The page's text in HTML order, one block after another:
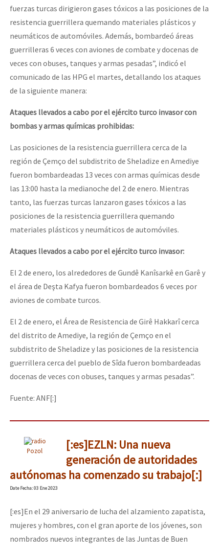
fuerzas turcas dirigieron gases tóxicos a las posiciones de la
resistencia guerrillera quemando materiales plásticos y
neumáticos de automóviles. Además, bombardeó áreas
guerrilleras 6 veces con aviones de combate y docenas de
veces con obuses, tanques y armas pesadas”, indicó el
comunicado de las HPG el martes, detallando los ataques
de la siguiente manera:
Ataques llevados a cabo por el ejército turco invasor con
bombas y armas químicas prohibidas:
Las posiciones de la resistencia guerrillera cerca de la
región de Çemço del subdistrito de Sheladize en Amediye
fueron bombardeadas 13 veces con armas químicas desde
las 13:00 hasta la medianoche del 2 de enero. Mientras
tanto, las fuerzas turcas lanzaron gases tóxicos a las
posiciones de la resistencia guerrillera quemando
materiales plásticos y neumáticos de automóviles.
Ataques llevados a cabo por el ejército turco invasor:
El 2 de enero, los alrededores de Gundê Kanîsarkê en Garê y
el área de Deşta Kafya fueron bombardeados 6 veces por
aviones de combate turcos.
El 2 de enero, el Área de Resistencia de Girê Hakkarî cerca
del distrito de Amediye, la región de Çemço en el
subdistrito de Sheladize y las posiciones de la resistencia
guerrillera cerca del pueblo de Sîda fueron bombardeadas
docenas de veces con obuses, tanques y armas pesadas”.
Fuente: ANF[:]
Pozol
[:es]EZLN: Una nueva
generación de autoridades
autónomas ha comenzado su trabajo[:]
DateFecha: 03 Ene 2023
[:es]En el 29 aniversario de lucha del alzamiento zapatista,
mujeres y hombres, con el gran aporte de los jóvenes, son
nombrados nuevos integrantes de las Juntas de Buen